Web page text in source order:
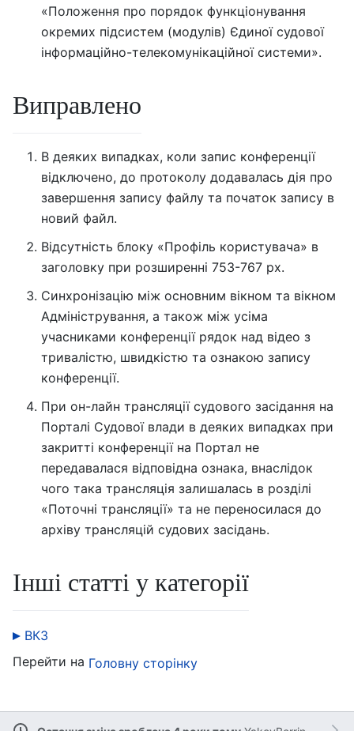
«Положення про порядок функціонування
окремих підсистем (модулів) Єдиної судової
інформаційно-телекомунікаційної системи».
Виправлено
В деяких випадках, коли запис конференції
відключено, до протоколу додавалась дія про
завершення запису файлу та початок запису в
новий файл.
Відсутність блоку «Профіль користувача» в
заголовку при розширенні 753-767 px.
Синхронізацію між основним вікном та вікном
Адміністрування, а також між усіма
учасниками конференції рядок над відео з
тривалістю, швидкістю та ознакою запису
конференції.
При он-лайн трансляції судового засідання на
Порталі Судової влади в деяких випадках при
закритті конференції на Портал не
передавалася відповідна ознака, внаслідок
чого така трансляція залишалась в розділі
«Поточні трансляції» та не переносилася до
архіву трансляцій судових засідань.
Інші статті у категорії
ВКЗ
Перейти на Головну сторінку